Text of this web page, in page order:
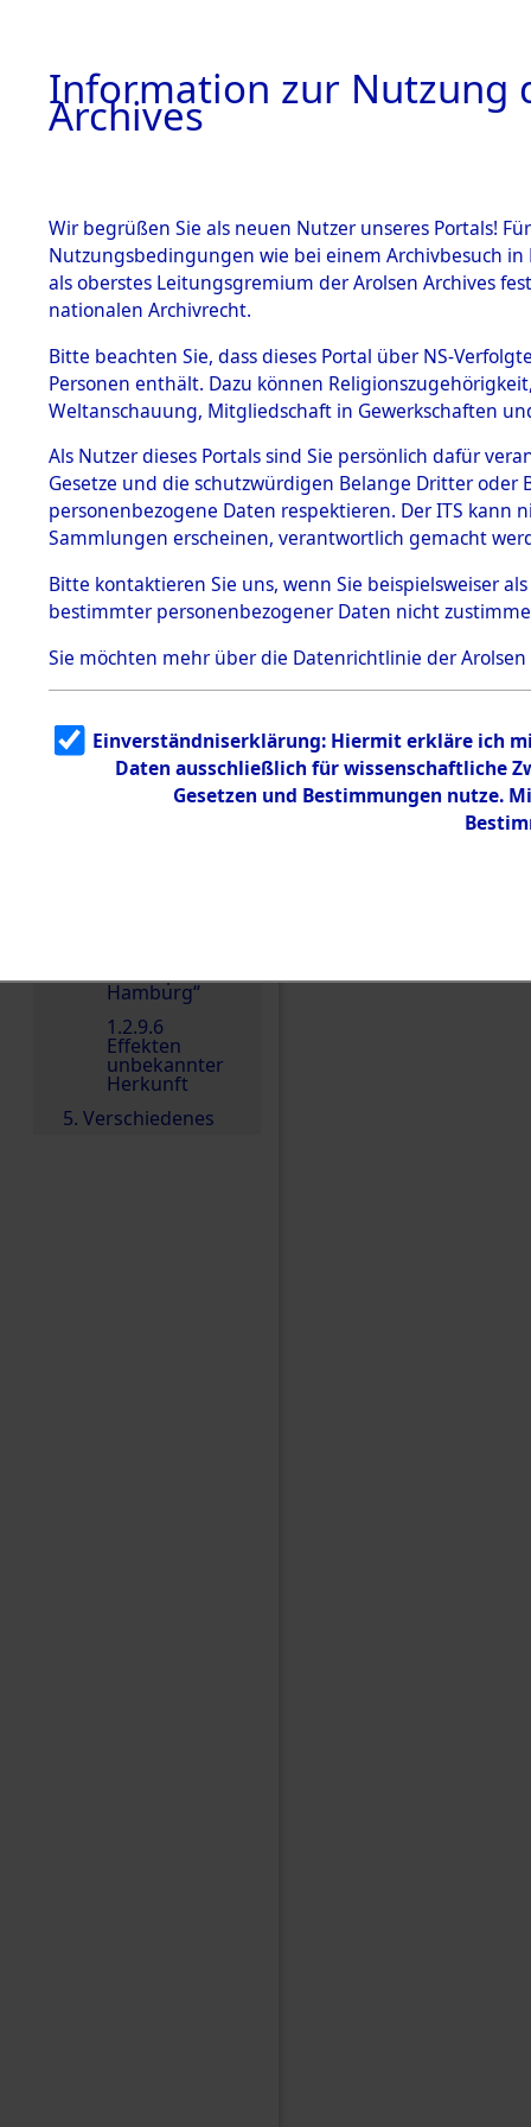
BESTÄNDE
1.
Inhaftierungsdoku
mente
1.2.9 Beim ITS
Effekten
1.2.9.1
Effekten aus
dem KZ
Dachau
1.2.9.2
Effekten aus
dem KZ
Bayerisches
1.2.9.3
Effekten aus
dem KZ
Neuengamm
Hamburg“
1.2.9.6
Effekten
unbekannter
Herkunft
5. Verschiedenes
0019
Einen Kommentar
Information zur Nutzung
Archives
Wir begrüßen Sie als neuen Nutzer unseres Portals!
Nutzungsbedingungen wie bei einem Archivbesuch
als oberstes Leitungsgremium der Arolsen Archives
nationalen Archivrecht.
Bitte beachten Sie, dass dieses Portal über NS-
Personen enthält. Dazu können
Weltanschauung, Mitgliedschaft in Gewerkschaften
Als Nutzer dieses Portals sind Sie persönlich dafür
Gesetze und die schutzwürdigen Belange Dritter
personenbezogene Daten respektieren. Der ITS
Sammlungen erscheinen, verantwortlich gemacht
Bitte kontaktieren Sie uns, wenn Sie beispielsweiser
bestimmter personenbezogener Daten nicht
Sie möchten mehr über die Datenrichtlinie der Arolsen
Einverständniserklärung: Hiermit erkläre ich
Daten ausschließlich für wissenschaftliche
Gesetzen und Bestimmungen nutze.